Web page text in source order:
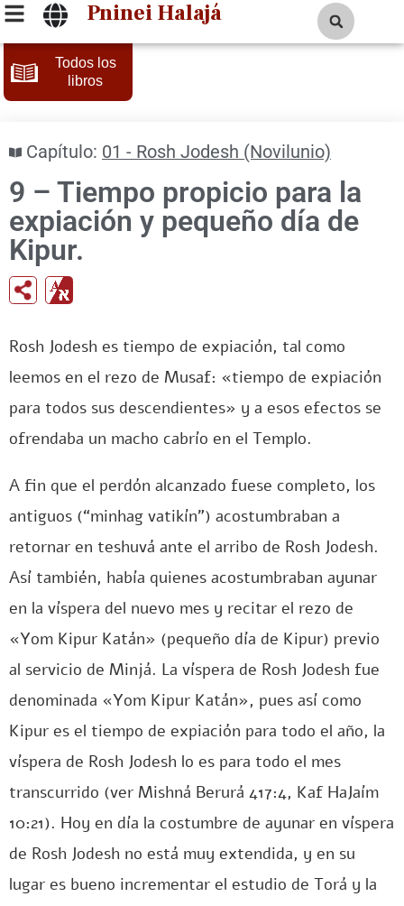
Pninei Halajá
Todos los
libros
Capítulo: 01 - Rosh Jodesh (Novilunio)
9 – Tiempo propicio para la
expiación y pequeño día de
Kipur.
Rosh Jodesh es tiempo de expiación, tal como
leemos en el rezo de Musaf: «tiempo de expiación
para todos sus descendientes» y a esos efectos se
ofrendaba un macho cabrío en el Templo.
A fin que el perdón alcanzado fuese completo, los
antiguos (“minhag vatikín”) acostumbraban a
retornar en teshuvá ante el arribo de Rosh Jodesh.
Así también, había quienes acostumbraban ayunar
en la víspera del nuevo mes y recitar el rezo de
«Yom Kipur Katán» (pequeño día de Kipur) previo
al servicio de Minjá. La víspera de Rosh Jodesh fue
denominada «Yom Kipur Katán», pues así como
Kipur es el tiempo de expiación para todo el año, la
víspera de Rosh Jodesh lo es para todo el mes
transcurrido (ver Mishná Berurá 417:4, Kaf HaJaím
10:21). Hoy en día la costumbre de ayunar en víspera
de Rosh Jodesh no está muy extendida, y en su
lugar es bueno incrementar el estudio de Torá y la